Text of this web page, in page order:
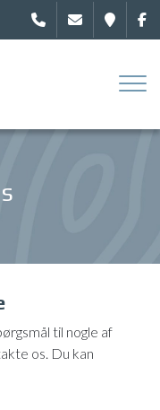
til nogle af
os. Du kan